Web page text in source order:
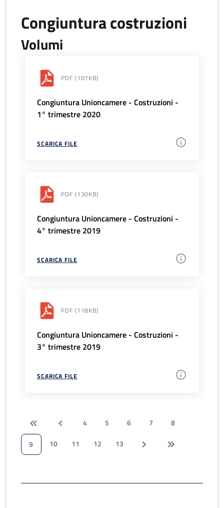
Congiuntura costruzioni
Volumi
PDF (107KB)
Congiuntura Unioncamere - Costruzioni -
1° trimestre 2020
SCARICA FILE
PDF (130KB)
Congiuntura Unioncamere - Costruzioni -
4° trimestre 2019
SCARICA FILE
PDF (118KB)
Congiuntura Unioncamere - Costruzioni -
3° trimestre 2019
SCARICA FILE
4 5 6 7
8
9
10 11 12 13